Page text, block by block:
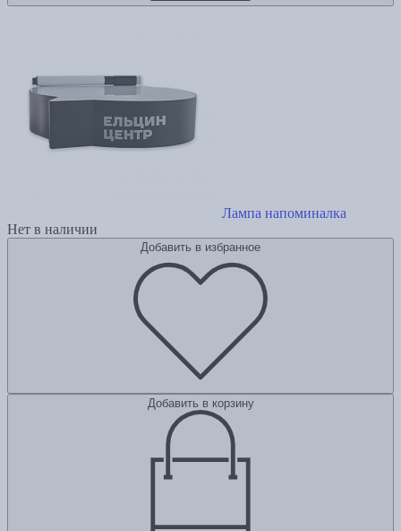
Лампа напоминалка
Нет в наличии
Добавить в избранное
Добавить в корзину